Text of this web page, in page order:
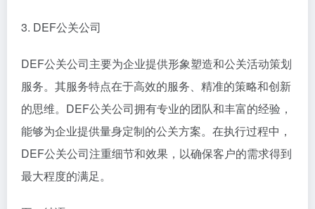
3. DEF公关公司
DEF公关公司主要为企业提供形象塑造和公关活动策划
服务。其服务特点在于高效的服务、精准的策略和创新
的思维。DEF公关公司拥有专业的团队和丰富的经验，
能够为企业提供量身定制的公关方案。在执行过程中，
DEF公关公司注重细节和效果，以确保客户的需求得到
最大程度的满足。